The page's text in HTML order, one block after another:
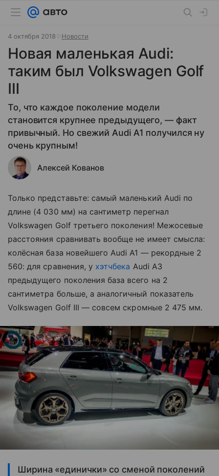
4 октября 2018 Новости
Новая маленькая Audi:
таким был Volkswagen Golf
III
То, что каждое поколение модели
становится крупнее предыдущего, — факт
привычный. Но свежий Audi A1 получился ну
очень крупным!
Алексей Кованов
Только представьте: самый маленький Audi по
длине (4 030 мм) на сантиметр перегнал
Volkswagen Golf третьего поколения! Межосевые
расстояния сравнивать вообще не имеет смысла:
колёсная база новейшего Audi A1 — рекордные 2
560: для сравнения, у хэтчбека Audi A3
предыдущего поколения база всего на 2
сантиметра больше, а аналогичный показатель
Volkswagen Golf III — совсем скромные 2 475 мм.
Ширина «единички» со сменой поколений